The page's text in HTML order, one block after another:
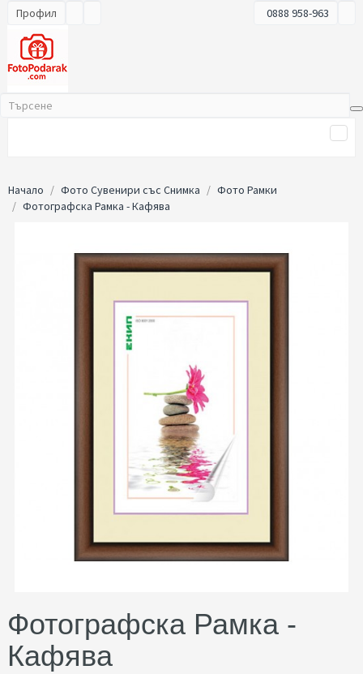
Профил 0888 958-963
Начало Фото Сувенири със Снимка
Фото Рамки
Фотографска Рамка - Кафява
Фотографска Рамка -
Кафява